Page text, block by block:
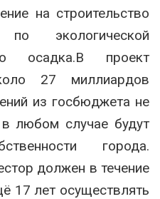
на строительство
экологической
осадка.В проект
27 миллиардов
из госбюджета не
любом случае будут
города.
должен в течение
17 лет осуществлять